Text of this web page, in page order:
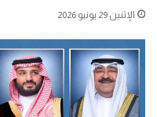
الإثنين 29 يونيو 2026